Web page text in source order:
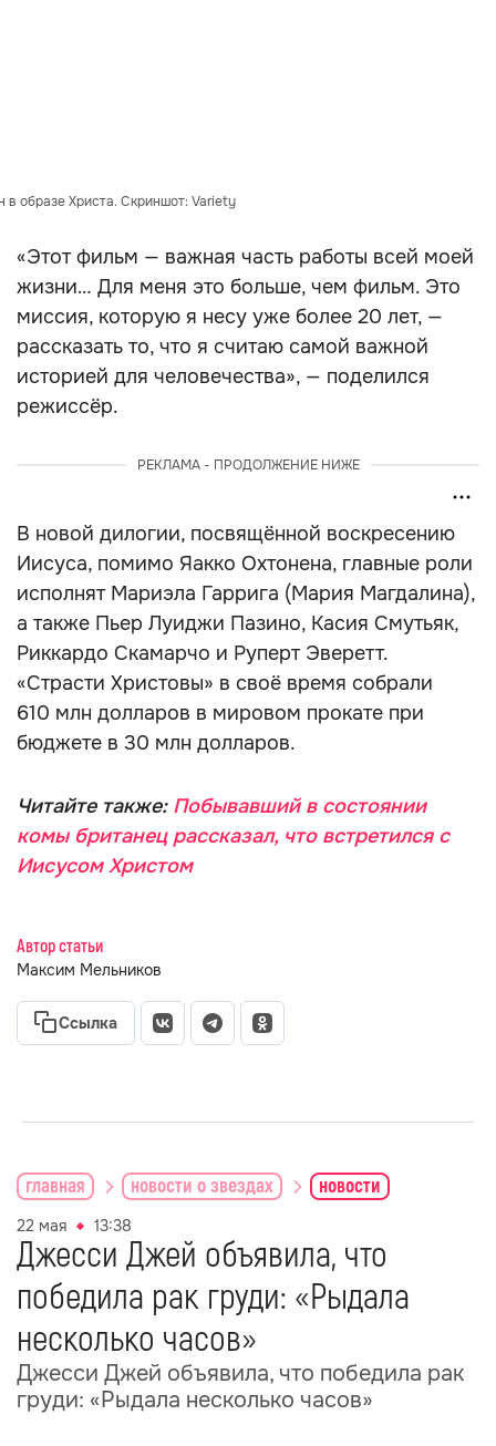
в образе Христа. Скриншот: Variety
«Этот фильм — важная часть работы всей моей
жизни… Для меня это больше, чем фильм. Это
миссия, которую я несу уже более 20 лет, —
рассказать то, что я считаю самой важной
историей для человечества», — поделился
режиссёр.
РЕКЛАМА - ПРОДОЛЖЕНИЕ НИЖЕ
В новой дилогии, посвящённой воскресению
Иисуса, помимо Яакко Охтонена, главные роли
исполнят Мариэла Гаррига (Мария Магдалина),
а также Пьер Луиджи Пазино, Касия Смутьяк,
Риккардо Скамарчо и Руперт Эверетт.
«Страсти Христовы» в своё время собрали
610 млн долларов в мировом прокате при
бюджете в 30 млн долларов.
Читайте также: Побывавший в состоянии
комы британец рассказал, что встретился с
Иисусом Христом
Автор статьи
Максим Мельников
Ссылка
главная новости о звездах новости
22 мая 13:38
Джесси Джей объявила, что
победила рак груди: «Рыдала
несколько часов»
Джесси Джей объявила, что победила рак
груди: «Рыдала несколько часов»